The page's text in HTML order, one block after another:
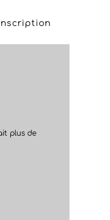
Inscription
plus de